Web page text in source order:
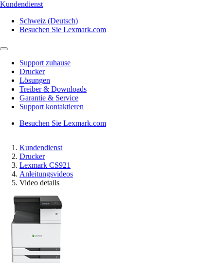
Kundendienst
Schweiz (Deutsch)
Besuchen Sie Lexmark.com
Support zuhause
Drucker
Lösungen
Treiber & Downloads
Garantie & Service
Support kontaktieren
Besuchen Sie Lexmark.com
Kundendienst
Drucker
Lexmark CS921
Anleitungsvideos
Video details